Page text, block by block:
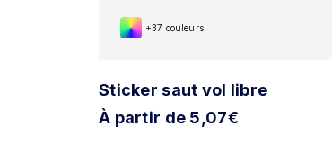
+37 couleurs
Sticker saut vol libre
À partir de 5,07€